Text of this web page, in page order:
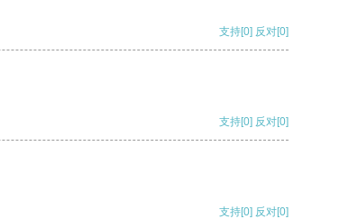
支持[0] 反对[0]
支持[0] 反对[0]
支持[0] 反对[0]